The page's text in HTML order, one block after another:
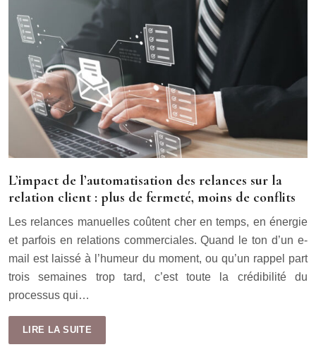
L’impact de l’automatisation des relances sur la
relation client : plus de fermeté, moins de conflits
Les relances manuelles coûtent cher en temps, en énergie
et parfois en relations commerciales. Quand le ton d’un e-
mail est laissé à l’humeur du moment, ou qu’un rappel part
trois semaines trop tard, c’est toute la crédibilité du
processus qui…
LIRE LA SUITE